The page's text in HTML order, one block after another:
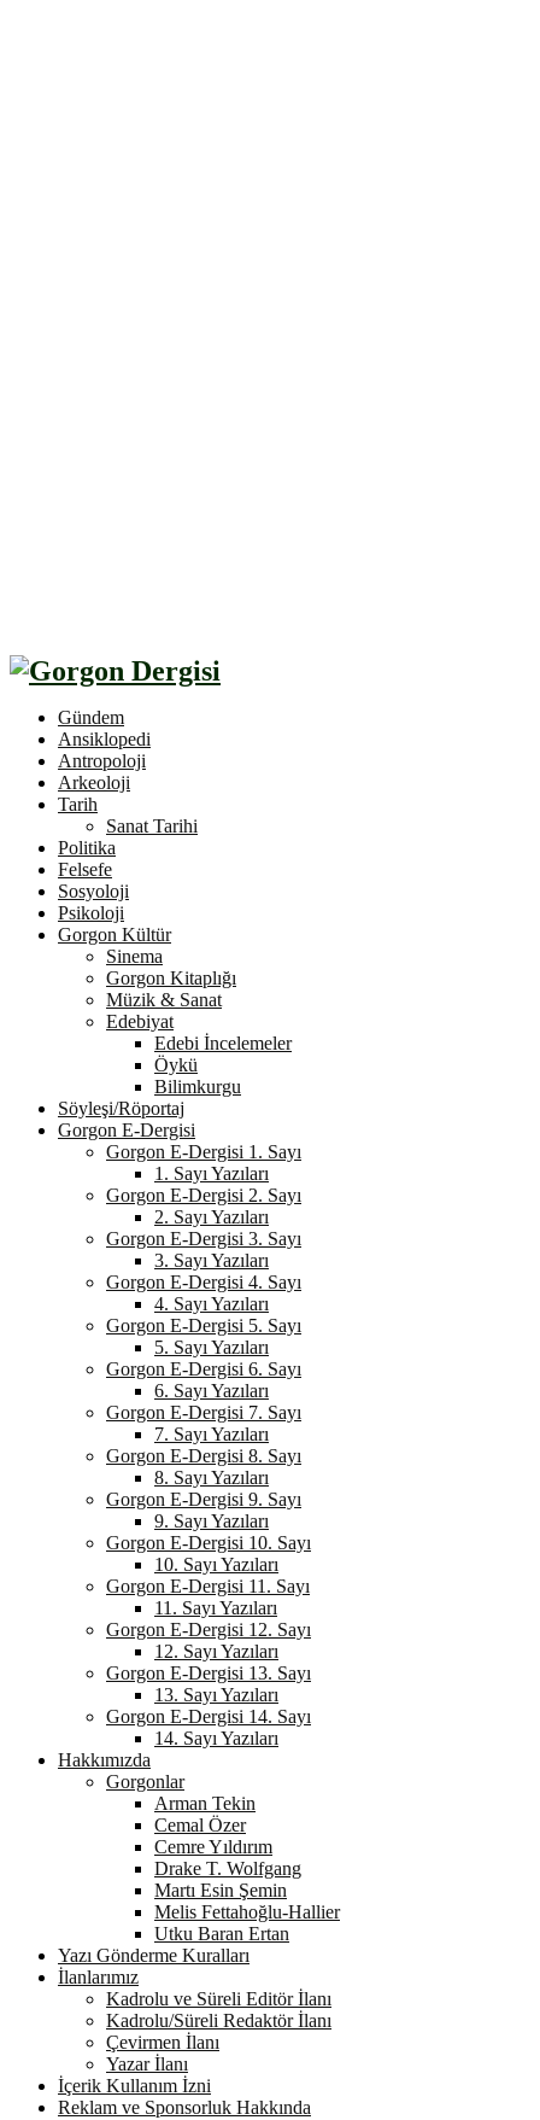
Gündem
Ansiklopedi
Antropoloji
Arkeoloji
Tarih
Sanat Tarihi
Politika
Felsefe
Sosyoloji
Psikoloji
Gorgon Kültür
Sinema
Gorgon Kitaplığı
Müzik & Sanat
Edebiyat
Edebi İncelemeler
Öykü
Bilimkurgu
Söyleşi/Röportaj
Gorgon E-Dergisi
Gorgon E-Dergisi 1. Sayı
1. Sayı Yazıları
Gorgon E-Dergisi 2. Sayı
2. Sayı Yazıları
Gorgon E-Dergisi 3. Sayı
3. Sayı Yazıları
Gorgon E-Dergisi 4. Sayı
4. Sayı Yazıları
Gorgon E-Dergisi 5. Sayı
5. Sayı Yazıları
Gorgon E-Dergisi 6. Sayı
6. Sayı Yazıları
Gorgon E-Dergisi 7. Sayı
7. Sayı Yazıları
Gorgon E-Dergisi 8. Sayı
8. Sayı Yazıları
Gorgon E-Dergisi 9. Sayı
9. Sayı Yazıları
Gorgon E-Dergisi 10. Sayı
10. Sayı Yazıları
Gorgon E-Dergisi 11. Sayı
11. Sayı Yazıları
Gorgon E-Dergisi 12. Sayı
12. Sayı Yazıları
Gorgon E-Dergisi 13. Sayı
13. Sayı Yazıları
Gorgon E-Dergisi 14. Sayı
14. Sayı Yazıları
Hakkımızda
Gorgonlar
Arman Tekin
Cemal Özer
Cemre Yıldırım
Drake T. Wolfgang
Martı Esin Şemin
Melis Fettahoğlu-Hallier
Utku Baran Ertan
Yazı Gönderme Kuralları
İlanlarımız
Kadrolu ve Süreli Editör İlanı
Kadrolu/Süreli Redaktör İlanı
Çevirmen İlanı
Yazar İlanı
İçerik Kullanım İzni
Reklam ve Sponsorluk Hakkında